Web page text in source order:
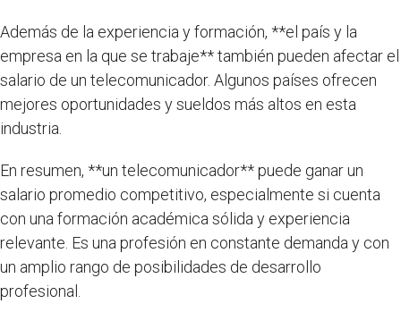
Además de la experiencia y formación, **el país y la
empresa en la que se trabaje** también pueden afectar el
salario de un telecomunicador. Algunos países ofrecen
mejores oportunidades y sueldos más altos en esta
industria.
En resumen, **un telecomunicador** puede ganar un
salario promedio competitivo, especialmente si cuenta
con una formación académica sólida y experiencia
relevante. Es una profesión en constante demanda y con
un amplio rango de posibilidades de desarrollo
profesional.